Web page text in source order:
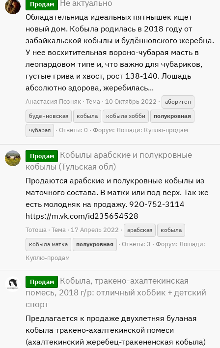
Продам Не актуально
Обладательница идеальных пятнышек ищет
новый дом. Кобыла родилась в 2018 году от
забайкальской кобылы и будённовского жеребца.
У нее восхитительная вороно-чубарая масть в
леопардовом типе и, что важно для чубариков,
густые грива и хвост, рост 138-140. Лошадь
абсолютно здорова, жеребилась...
Анастасия Позняк Тема 10 Октябрь 2022
абориген
буденновская
кобыла кобыла хобби
полукровная
чубарая
Ответы: 0 Форум: Лошади: Куплю-продам
Продам
Кобылы арабские и полукровные
кобылы (Тульская обл)
Продаются арабские и полукровные кобылы из
маточного состава. В матки или под верх. Так же
есть молодняк на продажу. 92O-752-3114
https://m.vk.com/id235654528
Тотоша Тема 17 Апрель 2022 арабская
кобыла
кобыла матка
полукровная Ответы: 3 Форум: Лошади:
Куплю-продам
Продам
Кобыла, тракено-ахалтекинская
помесь, 2018 г/р: отличный хоббик + детский
спорт
Предлагается к продаже двухлетняя буланая
кобыла тракено-ахалтекинской помеси
(ахалтекинский жеребец-тракененская кобыла)